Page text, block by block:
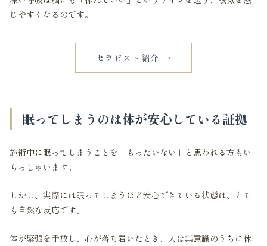
じやすくなるのです。
セラピスト紹介 →
眠ってしまうのは体が安心している証拠
施術中に眠ってしまうことを「もったいない」と思われる方もい
らっしゃいます。
しかし、実際には眠ってしまうほど安心できている状態は、とて
も自然な反応です。
体が緊張を手放し、心が落ち着いたとき、人は無意識のうちに休